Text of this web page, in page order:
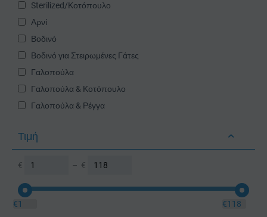
Sterilized/Κοτόπουλο
Αρνί
Βοδινό
Βοδινό για Στειρωμένες Γάτες
Γαλοπούλα
Γαλοπούλα & Κοτόπουλο
Γαλοπούλα & Ρέγγα
Κοτόπουλο
Κοτόπουλο & Πάπια
Τιμή
€ – €
€1 €118